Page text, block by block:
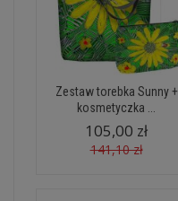
Zestaw torebka Sunny +
kosmetyczka ...
105,00 zł
141,10 zł